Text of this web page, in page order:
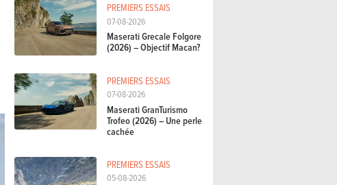
PREMIERS ESSAIS
07-08-2026
Maserati Grecale Folgore
(2026) – Objectif Macan?
PREMIERS ESSAIS
07-08-2026
Maserati GranTurismo
Trofeo (2026) – Une perle
cachée
PREMIERS ESSAIS
05-08-2026